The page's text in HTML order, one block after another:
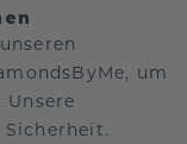
um
Unsere